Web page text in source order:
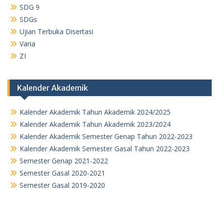
SDG 9
SDGs
Ujian Terbuka Disertasi
Varia
ZI
Kalender Akademik
Kalender Akademik Tahun Akademik 2024/2025
Kalender Akademik Tahun Akademik 2023/2024
Kalender Akademik Semester Genap Tahun 2022-2023
Kalender Akademik Semester Gasal Tahun 2022-2023
Semester Genap 2021-2022
Semester Gasal 2020-2021
Semester Gasal 2019-2020